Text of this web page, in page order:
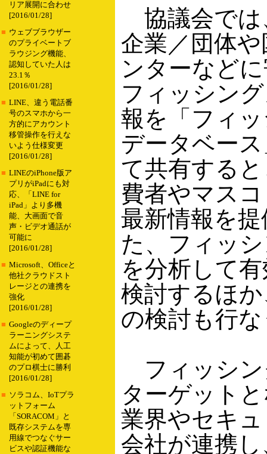
リア展開に合わせ
[2016/01/28]
■ ウェブブラウザー
のプライベートブ
ラウジング機能、
認知していた人は
23.1％
[2016/01/28]
■ LINE、違う電話番
号のスマホから一
方的にアカウント
移管操作を行えな
いよう仕様変更
[2016/01/28]
■ LINEのiPhone版ア
プリがiPadにも対
応、「LINE for
iPad」より多機
能、大画面で音
声・ビデオ通話が
可能に
[2016/01/28]
■ Microsoft、Officeと
他社クラウドスト
レージとの連携を
強化
[2016/01/28]
■ Googleのディープ
ラーニングシステ
ムによって、人工
知能が初めて囲碁
のプロ棋士に勝利
[2016/01/28]
■ ソラコム、IoTプラ
ットフォーム
「SORACOM」と
既存システムを専
用線でつなぐサー
ビスや認証機能な
協議会では
企業／団体
ンターなど
フィッシン
報を「フィ
データベー
て共有する
費者やマス
最新情報を
た、フィッ
を分析して
検討するほ
の検討も行
フィッシン
ターゲット
業界やセキ
会社が連携